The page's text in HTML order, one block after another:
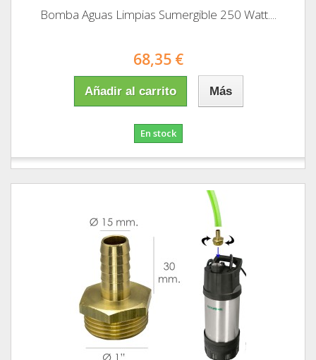
Bomba Aguas Limpias Sumergible 250 Watt....
68,35 €
Añadir al carrito Más
En stock